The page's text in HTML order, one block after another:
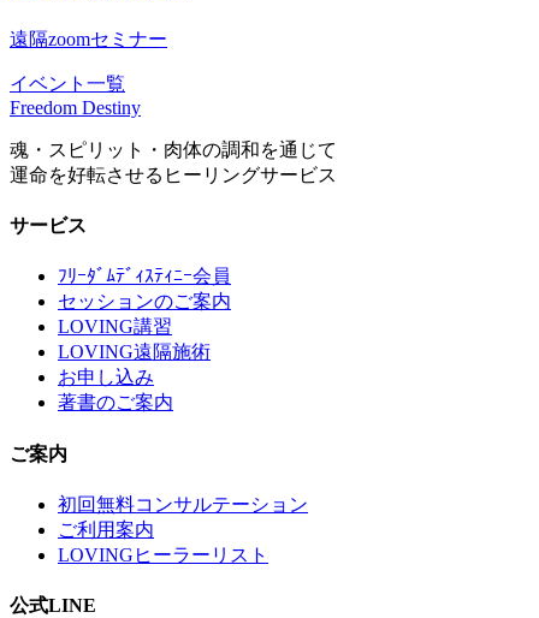
遠隔zoomセミナー
イベント一覧
Freedom Destiny
魂・スピリット・肉体の調和を通じて
運命を好転させるヒーリングサービス
サービス
ﾌﾘｰﾀﾞﾑﾃﾞｨｽﾃｨﾆｰ会員
セッションのご案内
LOVING講習
LOVING遠隔施術
お申し込み
著書のご案内
ご案内
初回無料コンサルテーション
ご利用案内
LOVINGヒーラーリスト
公式LINE